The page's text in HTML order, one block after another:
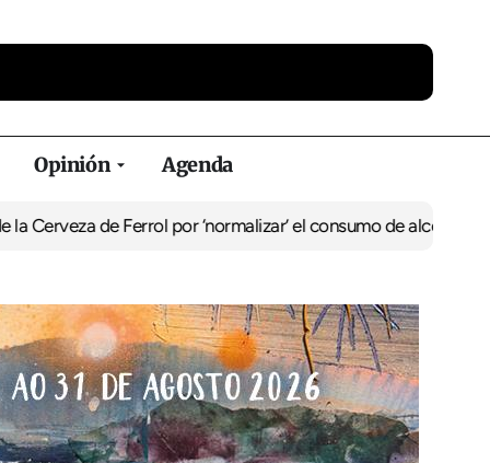
Opinión Agenda
de Ferrol por ‘normalizar’ el consumo de alcoholDe Perlío a